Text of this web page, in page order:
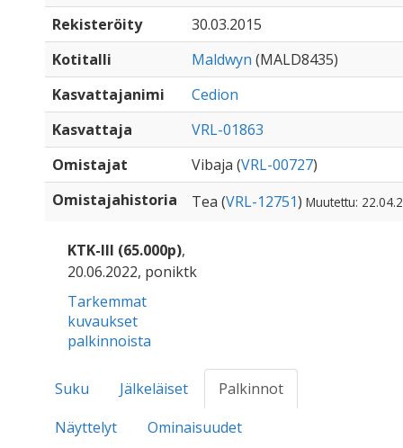
Rekisteröity
30.03.2015
Kotitalli
Maldwyn (MALD8435)
Kasvattajanimi
Cedion
Kasvattaja
VRL-01863
Omistajat
Vibaja (VRL-00727)
Omistajahistoria
Tea (VRL-12751) Muutettu:
KTK-III (65.000p),
20.06.2022, poniktk
Tarkemmat
kuvaukset
palkinnoista
Suku Jälkeläiset
Palkinnot
Näyttelyt
Ominaisuudet